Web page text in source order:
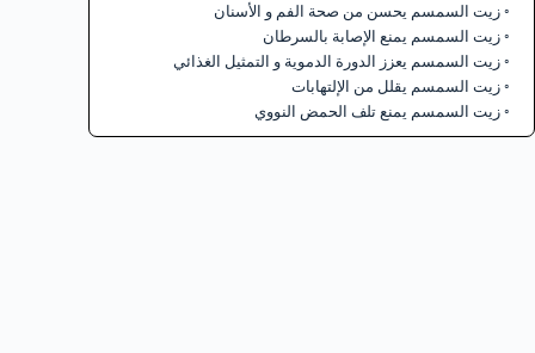
زيت السمسم يحسن من صحة الفم و الأسنان
زيت السمسم يمنع الإصابة بالسرطان
زيت السمسم يعزز الدورة الدموية و التمثيل الغذائي
زيت السمسم يقلل من الإلتهابات
زيت السمسم يمنع تلف الحمض النووي